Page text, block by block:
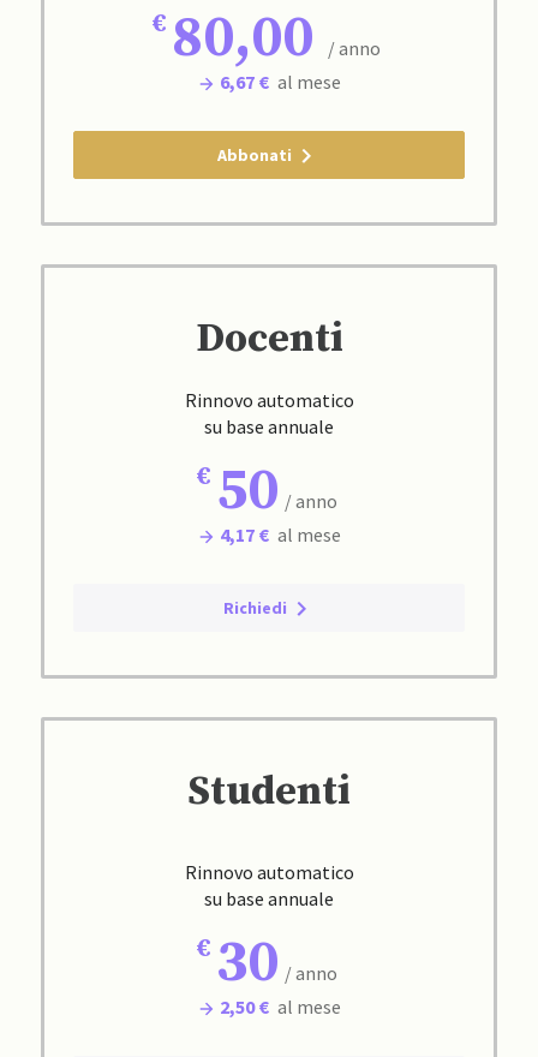
80,00
/ anno
6,67 € al mese
Abbonati
Docenti
Rinnovo automatico
su base annuale
50 / anno
4,17 € al mese
Richiedi
Studenti
Rinnovo automatico
su base annuale
30 / anno
2,50 € al mese